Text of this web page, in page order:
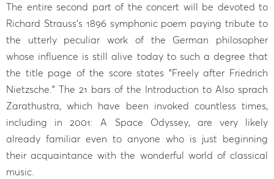
The entire second part of the concert will be devoted to
Richard Strauss’s 1896 symphonic poem paying tribute to
the utterly peculiar work of the German philosopher
whose influence is still alive today to such a degree that
the title page of the score states “Freely after Friedrich
Nietzsche.” The 21 bars of the Introduction to Also sprach
Zarathustra, which have been invoked countless times,
including in 2001: A Space Odyssey, are very likely
already familiar even to anyone who is just beginning
their acquaintance with the wonderful world of classical
music.